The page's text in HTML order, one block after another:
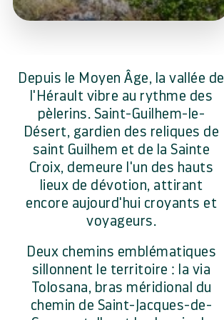
Depuis le Moyen Âge, la vallée de
l'Hérault vibre au rythme des
pèlerins. Saint-Guilhem-le-
Désert, gardien des reliques de
saint Guilhem et de la Sainte
Croix, demeure l'un des hauts
lieux de dévotion, attirant
encore aujourd'hui croyants et
voyageurs.
Deux chemins emblématiques
sillonnent le territoire : la via
Tolosana, bras méridional du
chemin de Saint-Jacques-de-